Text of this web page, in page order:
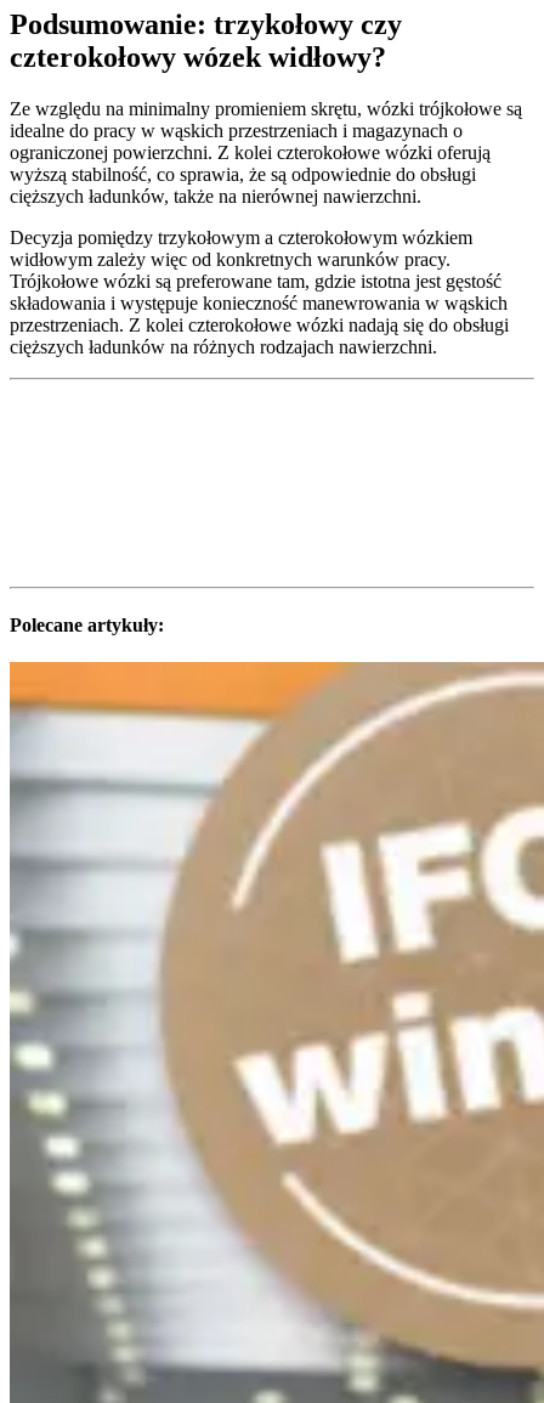
Podsumowanie: trzykołowy czy
czterokołowy wózek widłowy?
Ze względu na minimalny promieniem skrętu, wózki trójkołowe są
idealne do pracy w wąskich przestrzeniach i magazynach o
ograniczonej powierzchni. Z kolei czterokołowe wózki oferują
wyższą stabilność, co sprawia, że są odpowiednie do obsługi
cięższych ładunków, także na nierównej nawierzchni.
Decyzja pomiędzy trzykołowym a czterokołowym wózkiem
widłowym zależy więc od konkretnych warunków pracy.
Trójkołowe wózki są preferowane tam, gdzie istotna jest gęstość
składowania i występuje konieczność manewrowania w wąskich
przestrzeniach. Z kolei czterokołowe wózki nadają się do obsługi
cięższych ładunków na różnych rodzajach nawierzchni.
Polecane artykuły: